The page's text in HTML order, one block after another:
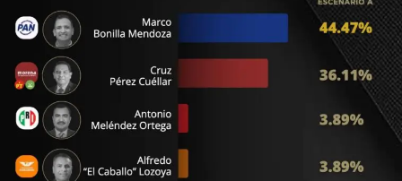
El Presidente Municipal resaltó que el programa llegó a
distintos sectores de la población, con actividades en
seis centros comunitarios, asentamientos rarámuris, el
IMPAS, el DIF Municipal y, por primera vez, en la zona
rural del municipio, con el objetivo de que las
oportunidades de desarrollo y convivencia lleguen a
todos.